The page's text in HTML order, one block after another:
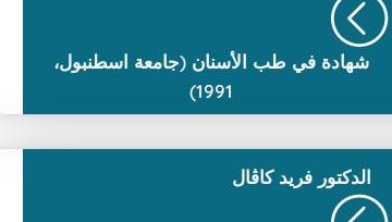
شهادة في طب الأسنان (جامعة اسطنبول،
1991)
الدكتور فريد كاڨال